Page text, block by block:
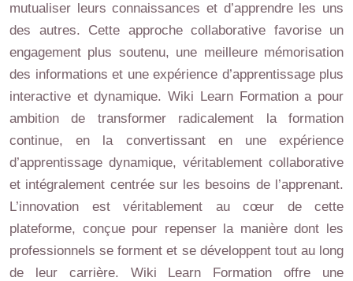
mutualiser leurs connaissances et d’apprendre les uns
des autres. Cette approche collaborative favorise un
engagement plus soutenu, une meilleure mémorisation
des informations et une expérience d’apprentissage plus
interactive et dynamique. Wiki Learn Formation a pour
ambition de transformer radicalement la formation
continue, en la convertissant en une expérience
d’apprentissage dynamique, véritablement collaborative
et intégralement centrée sur les besoins de l’apprenant.
L’innovation est véritablement au cœur de cette
plateforme, conçue pour repenser la manière dont les
professionnels se forment et se développent tout au long
de leur carrière. Wiki Learn Formation offre une